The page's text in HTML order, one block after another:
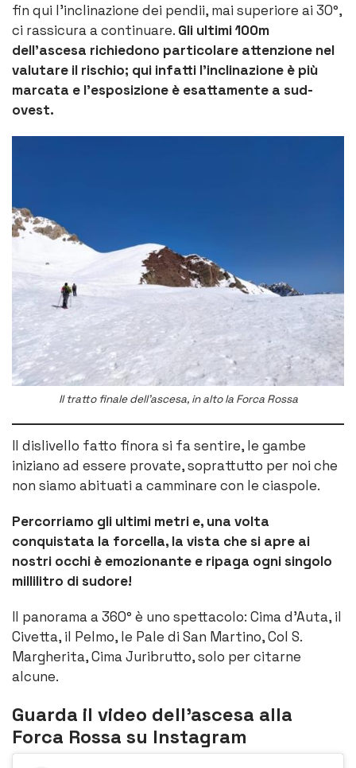
fin qui l’inclinazione dei pendii, mai superiore ai 30°,
ci rassicura a continuare. Gli ultimi 100m
dell’ascesa richiedono particolare attenzione nel
valutare il rischio; qui infatti l’inclinazione è più
marcata e l’esposizione è esattamente a sud-
ovest.
Il tratto finale dell’ascesa, in alto la Forca Rossa
Il dislivello fatto finora si fa sentire, le gambe
iniziano ad essere provate, soprattutto per noi che
non siamo abituati a camminare con le ciaspole.
Percorriamo gli ultimi metri e, una volta
conquistata la forcella, la vista che si apre ai
nostri occhi è emozionante e ripaga ogni singolo
millilitro di sudore!
Il panorama a 360° è uno spettacolo: Cima d’Auta, il
Civetta, il Pelmo, le Pale di San Martino, Col S.
Margherita, Cima Juribrutto, solo per citarne
alcune.
Guarda il video dell’ascesa alla
Forca Rossa su Instagram